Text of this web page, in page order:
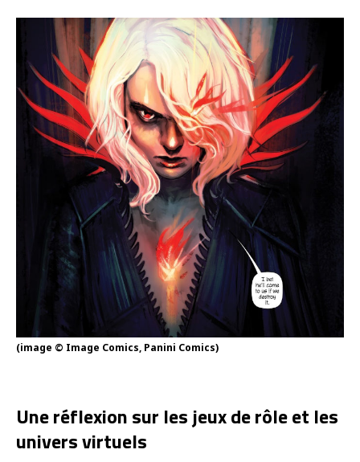
(image © Image Comics, Panini Comics)
Une réflexion sur les jeux de rôle et les
univers virtuels